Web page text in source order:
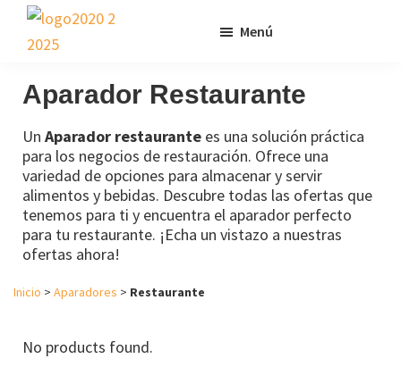
Saltar
principal
Saltar
Muebles
Baratos
Online
Menú
Aparador Restaurante
Un Aparador restaurante es una solución práctica
para los negocios de restauración. Ofrece una
variedad de opciones para almacenar y servir
alimentos y bebidas. Descubre todas las ofertas que
tenemos para ti y encuentra el aparador perfecto
para tu restaurante. ¡Echa un vistazo a nuestras
ofertas ahora!
Inicio > Aparadores > Restaurante
No products found.